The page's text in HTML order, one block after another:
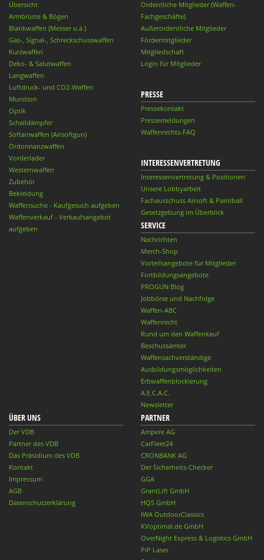
Übersicht
Armbrüste & Bögen
Blankwaffen (Messer u.ä.)
Gas-, Signal-, Schreckschusswaffen
Kurzwaffen
Deko- & Salutwaffen
Langwaffen
Luftdruck- und CO2-Waffen
Munition
Optik
Schalldämpfer
Softairwaffen (Airsoftgun)
Ordonnanzwaffen
Vorderlader
Westernwaffen
Zubehör
Bekleidung
Waffensuche - Kaufgesuch aufgeben
Waffenverkauf - Verkaufsangebot
aufgeben
Ordentliche Mitglieder (Waffen-
Fachgeschäfte)
Außerordentliche Mitglieder
Fördermitglieder
Mitgliedschaft
Login für Mitglieder
PRESSE
Pressekontakt
Pressemeldungen
Waffenrechts-FAQ
INTERESSENVERTRETUNG
Interessenvertretung & Positionen
Unsere Lobbyarbeit
Fachausschuss Airsoft & Paintball
Gesetzgebung im Überblick
SERVICE
Nachrichten
Merch-Shop
Vorteilsangebote für Mitglieder
Fortbildungsangebote
PROGUN Blog
Jobbörse und Nachfolge
Waffen-ABC
Waffenrecht
Rund um den Waffenkauf
Beschussämter
Waffensachverständige
Ausbildungsmöglichkeiten
Erbwaffenblockierung
A.E.C.A.C.
Newsletter
ÜBER UNS
Der VDB
Partner des VDB
Das Präsidium des VDB
Kontakt
Impressum
AGB
Datenschutzerklärung
PARTNER
Ampere AG
CarFleet24
CRONBANK AG
Der Sicherheits-Checker
GGA
GrantLift GmbH
HQS GmbH
IWA OutdoorClassics
KVoptimal.de GmbH
OverNight Express & Logistics GmbH
PiP Laser